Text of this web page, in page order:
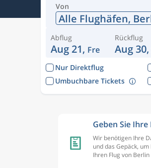
Von
Alle Flughäfen,
Abflug
Aug 21, Fre
Rückflug
Aug 30,
Nur Direktflug
Umbuchbare Tickets
Geben Sie
Wir benötigen Ihre
und das Gepäck,
Ihren Flug von